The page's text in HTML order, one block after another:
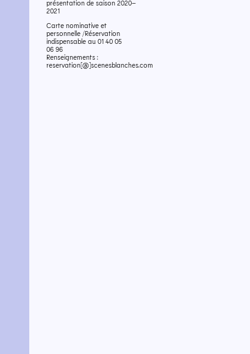
présentation de saison 2020–
2021
Carte nominative et
personnelle /​Réservation
indispensable au 01 40 05
06 96
Renseignements :
reservation[@]scenesblanches.com